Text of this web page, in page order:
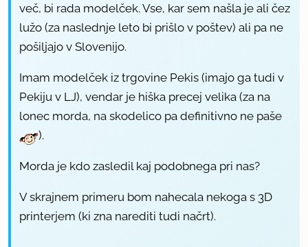
več, bi rada modelček. Vse, kar sem našla je ali čez
lužo (za naslednje leto bi prišlo v poštev) ali pa ne
pošiljajo v Slovenijo.
Imam modelček iz trgovine Pekis (imajo ga tudi v
Pekiju v LJ), vendar je hiška precej velika (za na
lonec morda, na skodelico pa definitivno ne paše
).
Morda je kdo zasledil kaj podobnega pri nas?
V skrajnem primeru bom nahecala nekoga s 3D
printerjem (ki zna narediti tudi načrt).